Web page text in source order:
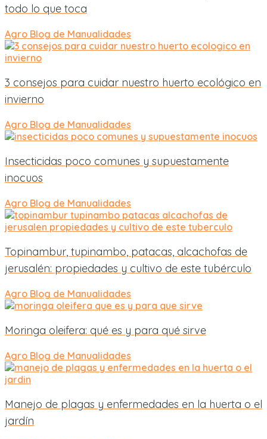
todo lo que toca
Agro Blog de Manualidades
3 consejos para cuidar nuestro huerto ecológico en
invierno
Agro Blog de Manualidades
Insecticidas poco comunes y supuestamente
inocuos
Agro Blog de Manualidades
Topinambur, tupinambo, patacas, alcachofas de
jerusalén: propiedades y cultivo de este tubérculo
Agro Blog de Manualidades
Moringa oleifera: qué es y para qué sirve
Agro Blog de Manualidades
Manejo de plagas y enfermedades en la huerta o el
jardín